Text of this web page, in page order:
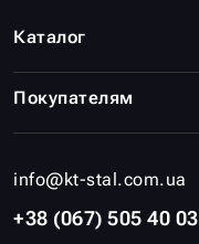
info@kt-stal.com.ua
+38 (067) 505 40 03
Каталог
Покупателям